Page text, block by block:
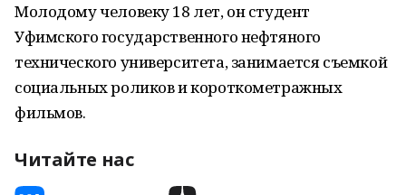
Молодому человеку 18 лет, он студент
Уфимского государственного нефтяного
технического университета, занимается съемкой
социальных роликов и короткометражных
фильмов.
Читайте нас